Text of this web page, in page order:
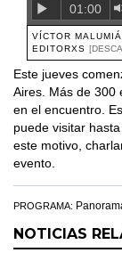
01:00
VÍCTOR
EDITORXS
Este jueves
Aires. Más de 300
en el encuentro.
puede visitar
este motivo,
evento.
PROGRAMA:
NOTICIAS